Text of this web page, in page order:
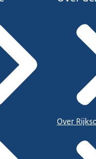
Over